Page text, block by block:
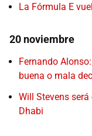
La Fórmula E
20 noviembre
Fernando
buena o mala
Will Stevens
Dhabi